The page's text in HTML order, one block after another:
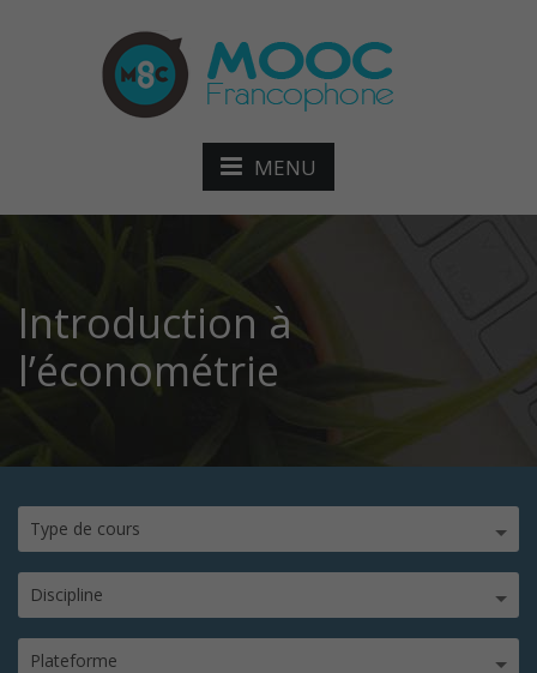
MENU
Introduction à
l’économétrie
Type de cours
Discipline
Plateforme